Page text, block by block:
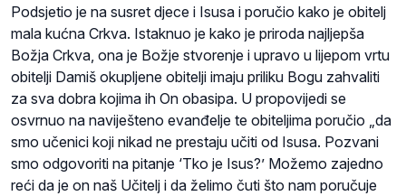
Podsjetio je na susret djece i Isusa i poručio kako je obitelj
mala kućna Crkva. Istaknuo je kako je priroda najljepša
Božja Crkva, ona je Božje stvorenje i upravo u lijepom vrtu
obitelji Damiš okupljene obitelji imaju priliku Bogu zahvaliti
za sva dobra kojima ih On obasipa. U propovijedi se
osvrnuo na naviješteno evanđelje te obiteljima poručio „da
smo učenici koji nikad ne prestaju učiti od Isusa. Pozvani
smo odgovoriti na pitanje ‘Tko je Isus?’ Možemo zajedno
reći da je on naš Učitelj i da želimo čuti što nam poručuje